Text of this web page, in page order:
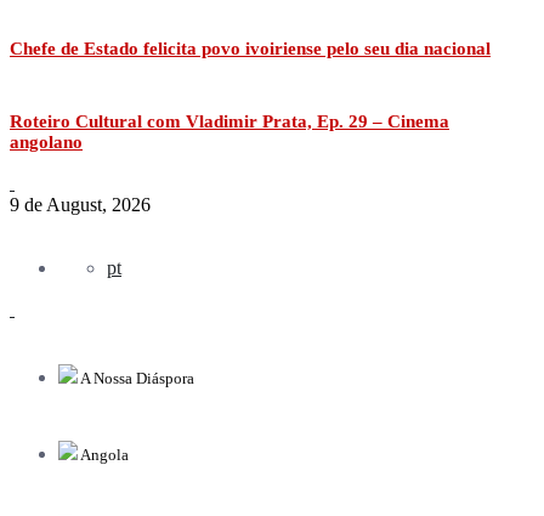
Chefe de Estado felicita povo ivoiriense pelo seu dia nacional
Roteiro Cultural com Vladimir Prata, Ep. 29 – Cinema
angolano
9 de August, 2026
pt
A Nossa Diáspora
Angola